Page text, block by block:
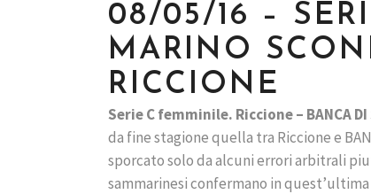
08/05/16 –
MARINO
RICCIONE
Serie C femminile. Riccione – BANCA
da fine stagione quella tra Riccione e
sporcato solo da alcuni errori arbitrali
sammarinesi confermano in